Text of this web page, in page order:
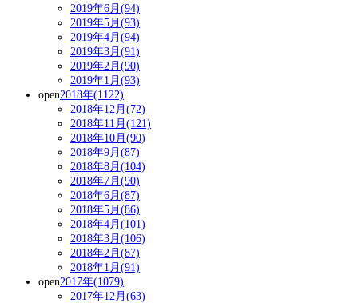
2019年6月(94)
2019年5月(93)
2019年4月(94)
2019年3月(91)
2019年2月(90)
2019年1月(93)
open2018年(1122)
2018年12月(72)
2018年11月(121)
2018年10月(90)
2018年9月(87)
2018年8月(104)
2018年7月(90)
2018年6月(87)
2018年5月(86)
2018年4月(101)
2018年3月(106)
2018年2月(87)
2018年1月(91)
open2017年(1079)
2017年12月(63)